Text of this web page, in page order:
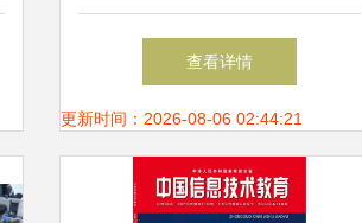
专业应用开发课程设计答辩会
圆满举行
查看详情
更新时间：2026-08-06 02:44:21